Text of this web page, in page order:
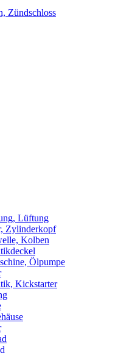
Zündschloss
Lüftung
Zylinderkopf
Kolben
Ölpumpe
Kickstarter